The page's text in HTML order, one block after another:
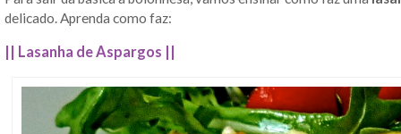
delicado. Aprenda como faz:
|| Lasanha de Aspargos ||